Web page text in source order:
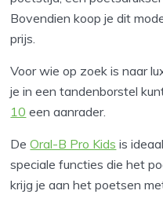
Bovendien koop je dit
prijs.
Voor wie op zoek is naar
je in een tandenborstel
10 een aanrader.
DeOral-B Pro Kids is
speciale functies die het
krijg je aan het poetsen